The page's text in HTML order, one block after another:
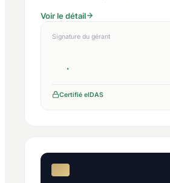
Voir le détail
Signature du gérant
Certifié eIDAS